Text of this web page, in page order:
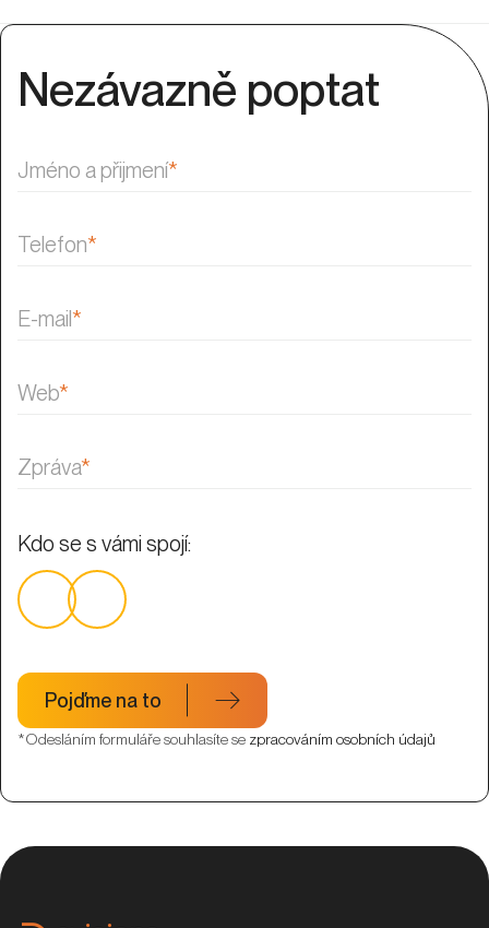
Nezávazně poptat
Jméno a přijmení*
Telefon*
E-mail*
Web*
Zpráva*
Kdo se s vámi spojí:
*Odesláním formuláře souhlasíte se zpracováním osobních údajů
Pojďme na to